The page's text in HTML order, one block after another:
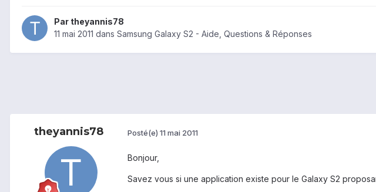
Par theyannis78
11 mai 2011 dans Samsung Galaxy S2 - Aide, Questions & Réponses
theyannis78 Posté(e) 11 mai 2011
Bonjour,
Savez vous si une application existe pour le Galaxy S2